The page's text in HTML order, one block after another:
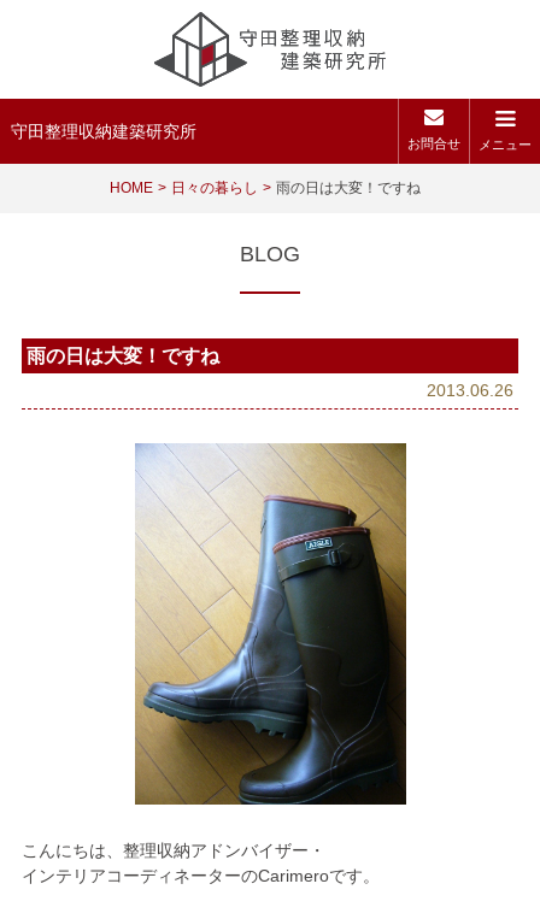
守田整理収納建築研究所
お問合せ メニュー
HOME 日々の暮らし 雨の日は大変！ですね
BLOG
雨の日は大変！ですね
2013.06.26
こんにちは、整理収納アドンバイザー・
インテリアコーディネーターのCarimeroです。